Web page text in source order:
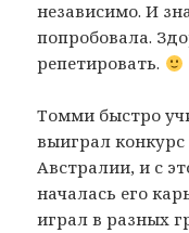
независимо. И
попробовала.
репетировать.
Томми быстро
выиграл
Австралии, и с
началась его
играл в разных